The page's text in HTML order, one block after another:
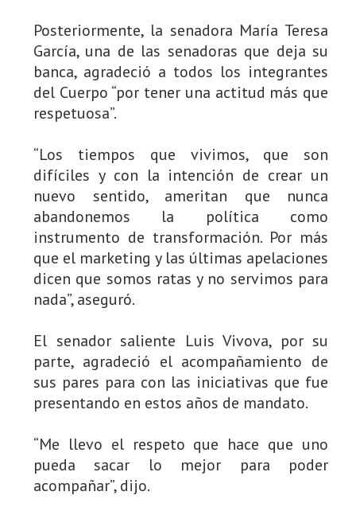
Posteriormente, la senadora María Teresa
García, una de las senadoras que deja su
banca, agradeció a todos los integrantes
del Cuerpo “por tener una actitud más que
respetuosa”.
“Los tiempos que vivimos, que son
difíciles y con la intención de crear un
nuevo sentido, ameritan que nunca
abandonemos la política como
instrumento de transformación. Por más
que el marketing y las últimas apelaciones
dicen que somos ratas y no servimos para
nada”, aseguró.
El senador saliente Luis Vivova, por su
parte, agradeció el acompañamiento de
sus pares para con las iniciativas que fue
presentando en estos años de mandato.
“Me llevo el respeto que hace que uno
pueda sacar lo mejor para poder
acompañar”, dijo.